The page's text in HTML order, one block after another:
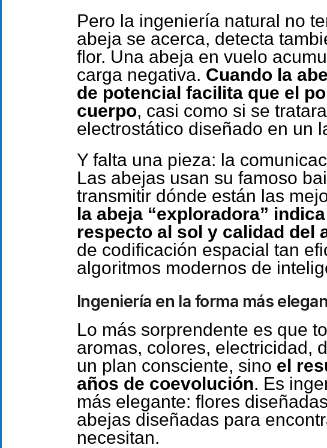
Pero la ingeniería natural no
abeja se acerca, detecta
flor. Una abeja en vuelo
carga negativa. Cuando la
de potencial facilita que el
cuerpo, casi como si se
electrostático diseñado en un
Y falta una pieza: la
Las abejas usan su famoso
transmitir dónde están las
la abeja “exploradora”
respecto al sol y calidad del
de codificación espacial tan
algoritmos modernos de
Ingeniería en la forma más
Lo más sorprendente es que
aromas, colores, electricidad,
un plan consciente, sino el
años de coevolución. Es
más elegante: flores
abejas diseñadas para
necesitan.